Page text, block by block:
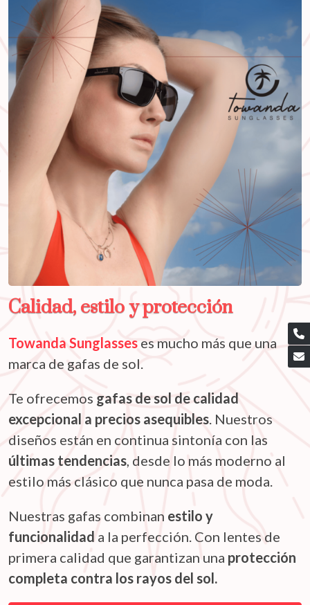
Calidad, estilo y protección
Towanda Sunglasses es mucho más que una
marca de gafas de sol.
Te ofrecemos gafas de sol de calidad
excepcional a precios asequibles . Nuestros
diseños están en continua sintonía con las
últimas tendencias , desde lo más moderno al
estilo más clásico que nunca pasa de moda.
Nuestras gafas combinan estilo y
funcionalidad a la perfección. Con lentes de
primera calidad que garantizan una protección
completa contra los rayos del sol.